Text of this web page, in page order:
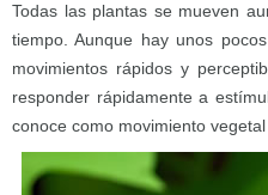
Todas las plantas se mueven
tiempo. Aunque hay unos
movimientos rápidos y
responder rápidamente a
conoce como movimiento vegetal